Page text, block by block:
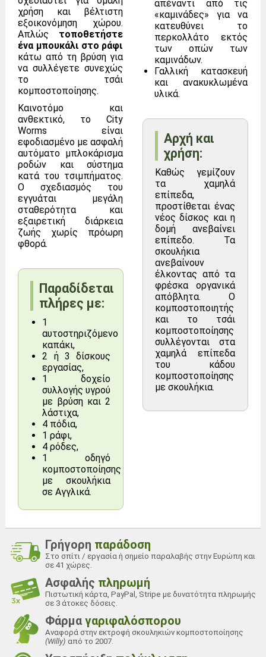
χρήση και βέλτιστη
εξοικονόμηση χώρου.
Απλώς τοποθετήστε
ένα μπουκάλι στο ράφι
κάτω από τη βρύση για
να συλλέγετε συνεχώς
το τσάι
κομποστοποίησης.
Καινοτόμο και
ανθεκτικό, το City
Worms είναι
εφοδιασμένο με ασφαλή
αυτόματο μπλοκάρισμα
ροδών και σύστημα
κατά του τσιμπήματος.
Ο σχεδιασμός του
εγγυάται μεγάλη
σταθερότητα και
εξαιρετική διάρκεια
ζωής χωρίς πρόωρη
φθορά.
Παραδίδεται
πλήρες με:
1
αυτοστηριζόμενο
καπάκι,
2 ή 3 δίσκους
εργασίας,
1 δοχείο
συλλογής υγρού
με βρύση και 2
λάστιχα,
4 πόδια,
1 ράφι,
4 ρόδες,
1 οδηγό
κομποστοποίησης
με σκουλήκια
σε Αγγλικά.
απέναντι από τις
«καμινάδες» για να
κατευθύνει το
περκολλάτο εκτός
των οπών των
καμινάδων.
Γαλλική κατασκευή
και ανακυκλωμένα
υλικά.
Αρχή και
χρήση:
Καθώς γεμίζουν
τα χαμηλά
επίπεδα,
προστίθεται ένας
νέος δίσκος και η
δομή ανεβαίνει
επίπεδο. Τα
σκουλήκια
ανεβαίνουν
έλκοντας από τα
φρέσκα οργανικά
απόβλητα. Ο
κομποστοποιητής
και το τσάι
κομποστοποίησης
συλλέγονται στα
χαμηλά επίπεδα
του κάδου
κομποστοποίησης
με σκουλήκια.
Μάρκα
Αναφορά
Χρώμα
Πράσινο
ΜΕΓΕΘΟΣ
2 δίσκοι
Συνολικός όγκος
κομποστοποίησης
22 λίτρα
Αριθμός δίσκων
Γρήγορη παράδοση
Στο σπίτι / εργασία ή σημείο παραλαβής στην Ευρώπη και
σε 41 χώρες.
Ασφαλής πληρωμή
Πιστωτική κάρτα, PayPal, Stripe με δυνατότητα πληρωμής
σε 3 άτοκες δόσεις.
Φάρμαγαριφαλόσπορου
Αναφορά στην εκτροφή σκουληκιών κομποστοποίησης
(Willy) από το 2007.